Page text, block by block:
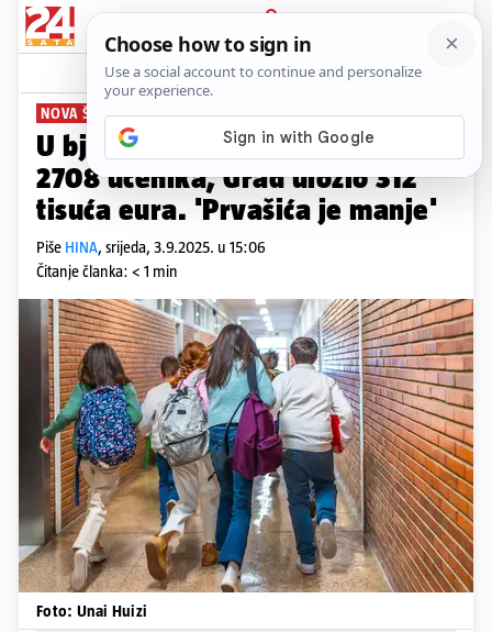
PRIJAVA
News Komentari
NOVA ŠKOLSKA GODINA
U bjelovarske škole krenut će
2708 učenika, Grad uložio 312
tisuća eura. 'Prvašića je manje'
Piše HINA, srijeda, 3.9.2025. u 15:06
Čitanje članka: < 1 min
Foto: Unai Huizi